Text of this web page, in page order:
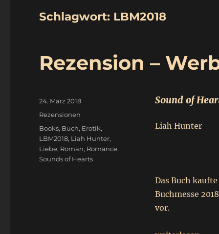
Schlagwort: LBM2018
Rezension –
Sound of
Liah Hunter
Das Buch
Buchmesse
vor.
Veröffentlicht
24. März 2018
Kategorien
Rezensionen
Schlagwörter
Books, Buch, Erotik,
LBM2018, Liah Hunter,
Liebe, Roman, Romance,
Sounds of Hearts